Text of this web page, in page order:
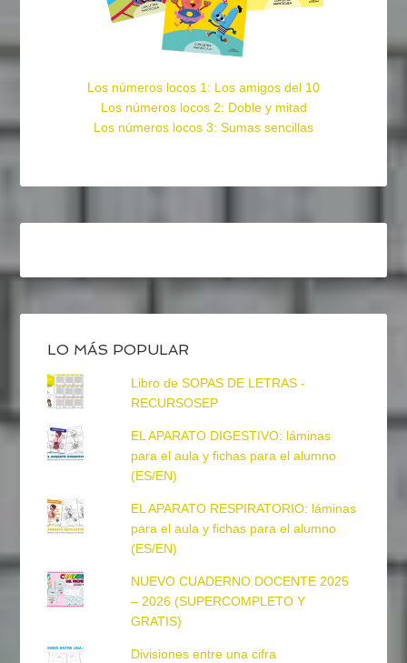
Los números locos 1: Los amigos del 10
Los números locos 2: Doble y mitad
Los números locos 3: Sumas sencillas
LO MÁS POPULAR
Libro de SOPAS DE LETRAS -
RECURSOSEP
EL APARATO DIGESTIVO: láminas
para el aula y fichas para el alumno
(ES/EN)
EL APARATO RESPIRATORIO: láminas
para el aula y fichas para el alumno
(ES/EN)
NUEVO CUADERNO DOCENTE 2025
– 2026 (SUPERCOMPLETO Y
GRATIS)
Divisiones entre una cifra